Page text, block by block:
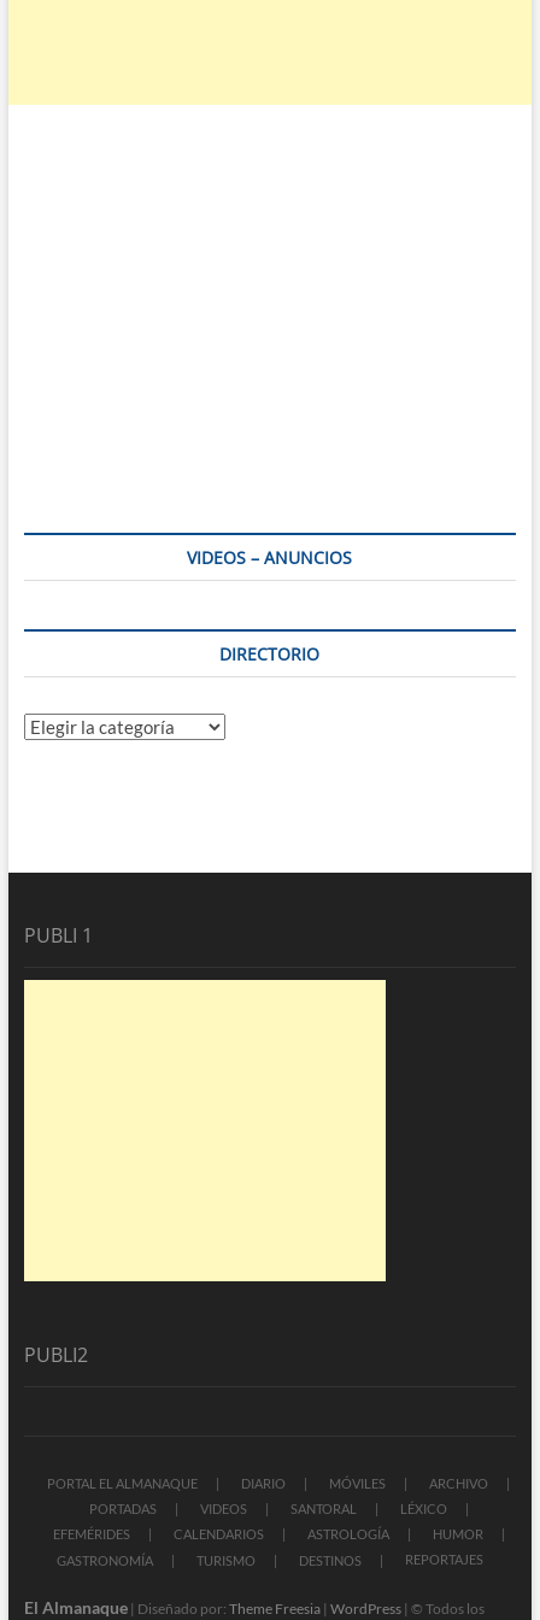
VIDEOS – ANUNCIOS
DIRECTORIO
Directorio
PUBLI 1
PUBLI2
PORTAL EL ALMANAQUE DIARIO MÓVILES
ARCHIVO
PORTADAS
VIDEOS SANTORAL
LÉXICO
EFEMÉRIDES
CALENDARIOS ASTROLOGÍA
HUMOR
GASTRONOMÍA
TURISMO DESTINOS REPORTAJES
El Almanaque| Diseñado por: Theme Freesia| WordPress| © Todos los